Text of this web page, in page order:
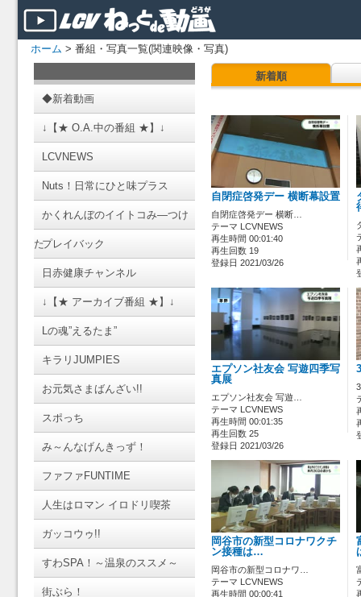
ホーム > 番組・写真一覧(関連映像・写真)
◆新着動画
↓【★ O.A.中の番組 ★】↓
LCVNEWS
Nuts！日常にひと味プラス
かくれんぼのイイトコみ―つけ
たプレイバック
日赤健康チャンネル
↓【★ アーカイブ番組 ★】↓
Lの魂”えるたま”
キラリJUMPIES
お元気さまばんざい!!
スポっち
み～んなげんきっず！
ファファFUNTIME
人生はロマン イロドリ喫茶
ガッコウゥ!!
すわSPA！～温泉のススメ～
街ぶら！
新着順
自閉症啓発デー 横断幕設置
自閉症啓発デー 横断…
テーマ LCVNEWS
再生時間 00:01:40
再生回数 19
登録日 2021/03/26
エプソン社友会 写遊四季写
真展
エプソン社友会 写遊…
テーマ LCVNEWS
再生時間 00:01:35
再生回数 25
登録日 2021/03/26
岡谷市の新型コロナワクチ
ン接種は…
岡谷市の新型コロナワ…
テーマ LCVNEWS
再生時間 00:00:41